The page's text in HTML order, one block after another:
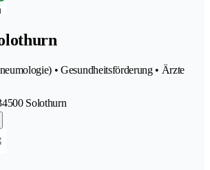
• Gesundheitsförderung • Ärzte
4500 Solothurn